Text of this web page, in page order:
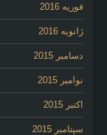
فوریه 2016
ژانویه 2016
دسامبر 2015
نوامبر 2015
اکتبر 2015
سپتامبر 2015